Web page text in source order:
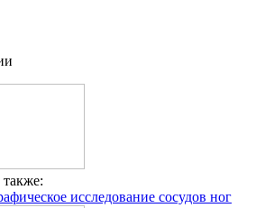
исследование сосудов ног